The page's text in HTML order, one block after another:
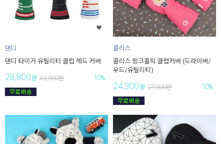
댄디
댄디 타이거 유틸리티 클럽 헤드 커버
28,800원 32,000원 10%
콜리스
콜리스 핑크홀릭 클럽커버 (드라이버/
우드/유틸리티)
24,300원 27,000원 10%